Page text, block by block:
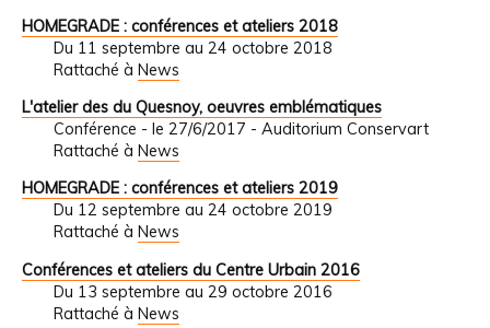
HOMEGRADE : conférences et ateliers 2018
Du 11 septembre au 24 octobre 2018
Rattaché à News
L'atelier des du Quesnoy, oeuvres emblématiques
Conférence - le 27/6/2017 - Auditorium Conservart
Rattaché à News
HOMEGRADE : conférences et ateliers 2019
Du 12 septembre au 24 octobre 2019
Rattaché à News
Conférences et ateliers du Centre Urbain 2016
Du 13 septembre au 29 octobre 2016
Rattaché à News